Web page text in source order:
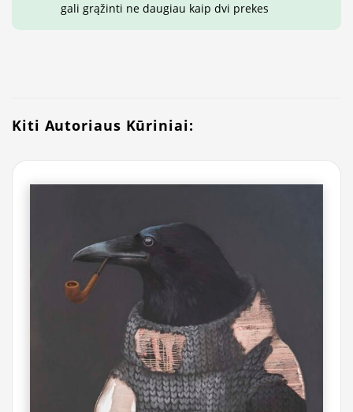
gali grąžinti ne daugiau kaip dvi prekes
Kiti Autoriaus Kūriniai: